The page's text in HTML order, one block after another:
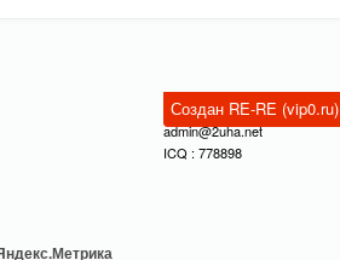
Создан RE-RE (vip0.ru)
admin@2uha.net
ICQ : 778898